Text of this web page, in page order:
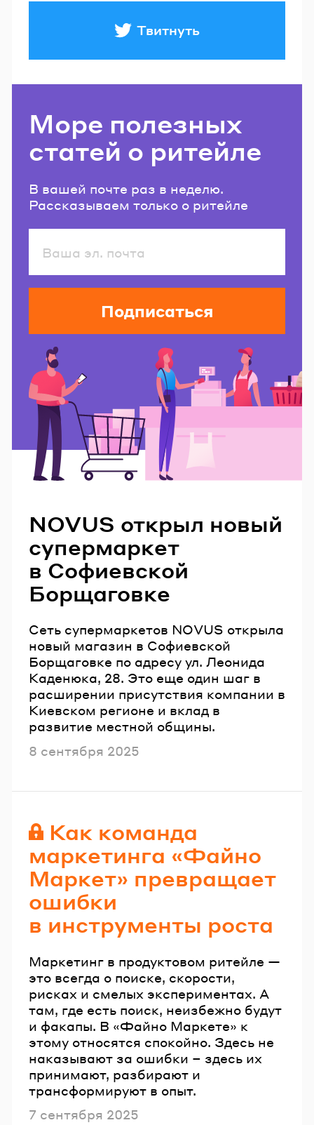
Твитнуть
Море полезных
статей о ритейле
В вашей почте раз в неделю.
Рассказываем только о ритейле
Подписаться
NOVUS открыл новый
супермаркет
в Софиевской
Борщаговке
Сеть супермаркетов NOVUS открыла
новый магазин в Софиевской
Борщаговке по адресу ул. Леонида
Каденюка, 28. Это еще один шаг в
расширении присутствия компании в
Киевском регионе и вклад в
развитие местной общины.
Опубликовано
8 сентября 2025
Как команда
маркетинга «Файно
Маркет» превращает
ошибки
в инструменты роста
Маркетинг в продуктовом ритейле —
это всегда о поиске, скорости,
рисках и смелых экспериментах. А
там, где есть поиск, неизбежно будут
и факапы. В «Файно Маркете» к
этому относятся спокойно. Здесь не
наказывают за ошибки – здесь их
принимают, разбирают и
трансформируют в опыт.
Опубликовано
7 сентября 2025